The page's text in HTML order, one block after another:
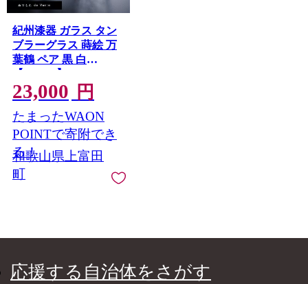
紀州漆器 ガラス タン
ブラーグラス 蒔絵 万
葉鶴 ペア 黒 白
【YG141】
23,000 円
たまったWAON
POINTで寄附でき
る！
和歌山県上富田
町
応援する自治体をさがす